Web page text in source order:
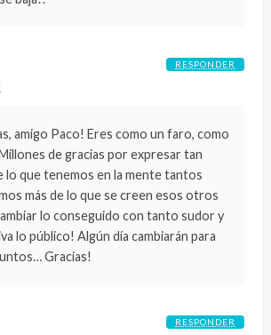
amigo Paco! Eres como un faro, como
de gracias por expresar tan
lo que tenemos en la mente tantos
más de lo que se creen esos otros
lo conseguido con tanto sudor y
lo público! Algún día cambiarán para
Gracias!
RESPONDER
RESPONDER